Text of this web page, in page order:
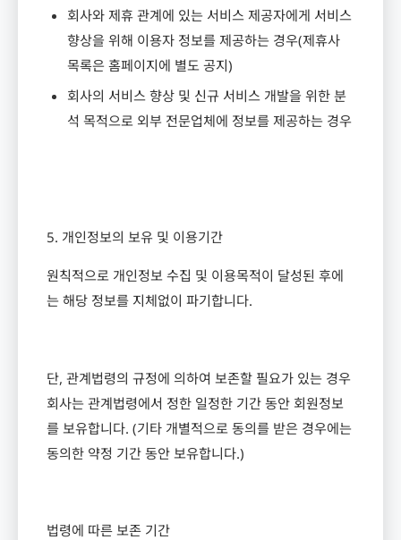
회사와 제휴 관계에 있는 서비스 제공자에게 서비스
향상을 위해 이용자 정보를 제공하는 경우(제휴사
목록은 홈페이지에 별도 공지)
회사의 서비스 향상 및 신규 서비스 개발을 위한 분
석 목적으로 외부 전문업체에 정보를 제공하는 경우
5. 개인정보의 보유 및 이용기간
원칙적으로 개인정보 수집 및 이용목적이 달성된 후에
는 해당 정보를 지체없이 파기합니다.
단, 관계법령의 규정에 의하여 보존할 필요가 있는 경우
회사는 관계법령에서 정한 일정한 기간 동안 회원정보
를 보유합니다. (기타 개별적으로 동의를 받은 경우에는
동의한 약정 기간 동안 보유합니다.)
법령에 따른 보존 기간